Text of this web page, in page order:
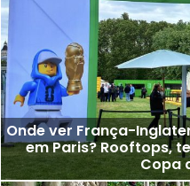
Onde ver França-
em Paris? Rooftops,
Copa